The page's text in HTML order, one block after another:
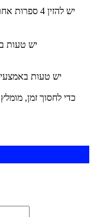
יש להזין 4 ספרות אחרונות של אמצעי התשלום או מספר הוראת קבע
יש טעות
יש טעות
כדי לחסוך זמן,